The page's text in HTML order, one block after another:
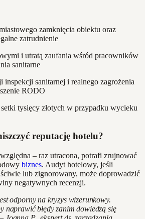
zamknięcia obiektu oraz
zatrudnienie
i utratą zaufania wśród pracowników
sanitarne
inspekcji sanitarnej i realnego zagrożenia
RODO
tysięcy złotych w przypadku wycieku
reputację hotelu?
– raz utracona, potrafi zrujnować
biznes. Audyt hotelowy, jeśli
lub zignorowany, może doprowadzić
negatywnych recenzji.
odporny na kryzys wizerunkowy.
naprawić błędy zanim dowiedzą się